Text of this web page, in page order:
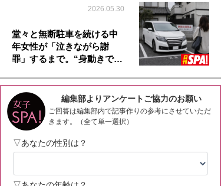
2026.05.30
堂々と無断駐車を続ける中
年女性が「泣きながら謝
罪」するまで。“身動きで…